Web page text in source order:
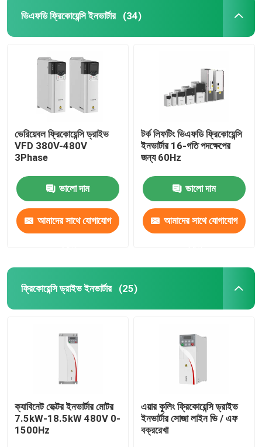
ভিএফডি ফ্রিকোয়েন্সি ইনভার্টার (34)
ভেরিয়েবল ফ্রিকোয়েন্সি ড্রাইভ
VFD 380V-480V
3Phase
ভালো দাম
আমাদের সাথে যোগাযোগ
টর্ক লিফটিং ভিএফডি ফ্রিকোয়েন্সি
ইনভার্টার 16-গতি পদক্ষেপের
জন্য 60Hz
ভালো দাম
আমাদের সাথে যোগাযোগ
ফ্রিকোয়েন্সি ড্রাইভ ইনভার্টার (25)
ক্যাবিনেট ভেক্টর ইনভার্টার মোটর
7.5kW-18.5kW 480V 0-
1500Hz
এয়ার কুলিং ফ্রিকোয়েন্সি ড্রাইভ
ইনভার্টার সোজা লাইন ভি / এফ
বক্ররেখা